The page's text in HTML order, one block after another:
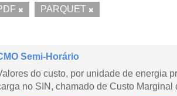
PARQUET
Semi-Horário
do custo, por unidade de energia
no SIN, chamado de Custo